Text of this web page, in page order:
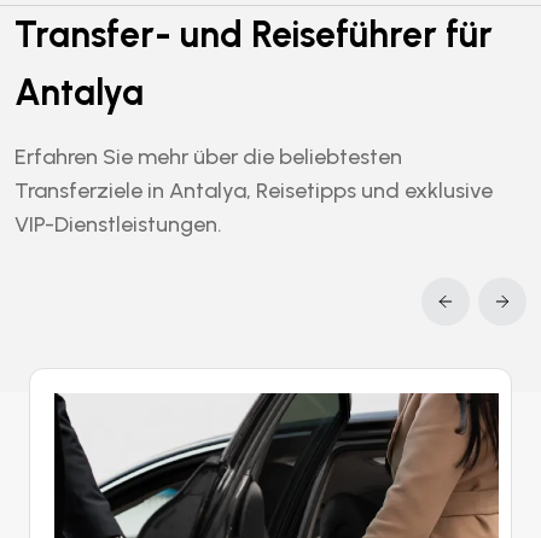
Transfer- und Reiseführer für
Antalya
Erfahren Sie mehr über die beliebtesten
Transferziele in Antalya, Reisetipps und exklusive
VIP-Dienstleistungen.